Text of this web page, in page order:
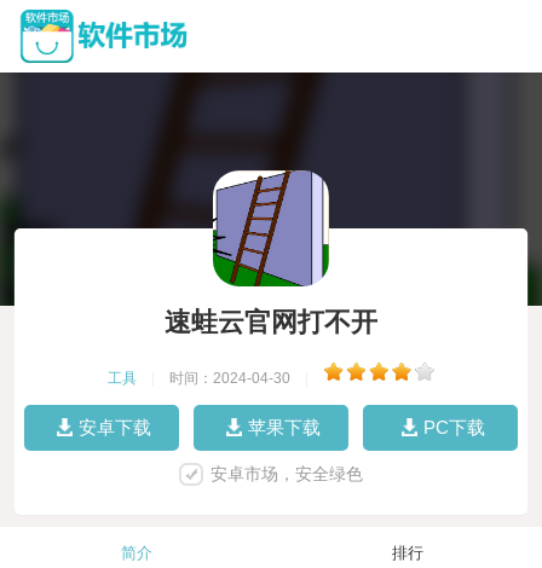
速蛙云官网打不开
工具 时间：2024-04-30
安卓下载 苹果下载 PC下载
安卓市场，安全绿色
简介 排行